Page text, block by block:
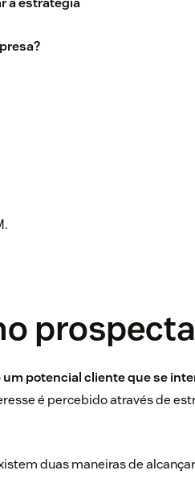
um potencial cliente que se
é percebido através de
duas maneiras de